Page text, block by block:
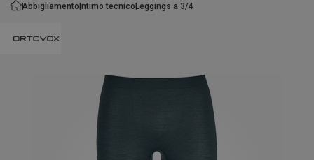
AbbigliamentoIntimo tecnicoLeggings a 3/4